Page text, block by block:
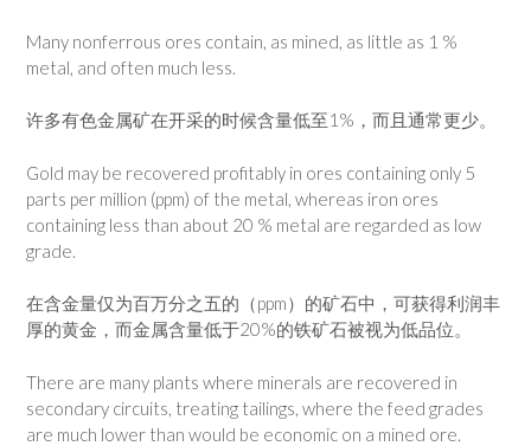
Many nonferrous ores contain, as mined, as little as 1 %
metal, and often much less.
许多有色金属矿在开采的时候含量低至1%，而且通常更少。
Gold may be recovered profitably in ores containing only 5
parts per million (ppm) of the metal, whereas iron ores
containing less than about 20 % metal are regarded as low
grade.
在含金量仅为百万分之五的（ppm）的矿石中，可获得利润丰
厚的黄金，而金属含量低于20%的铁矿石被视为低品位。
There are many plants where minerals are recovered in
secondary circuits, treating tailings, where the feed grades
are much lower than would be economic on a mined ore.